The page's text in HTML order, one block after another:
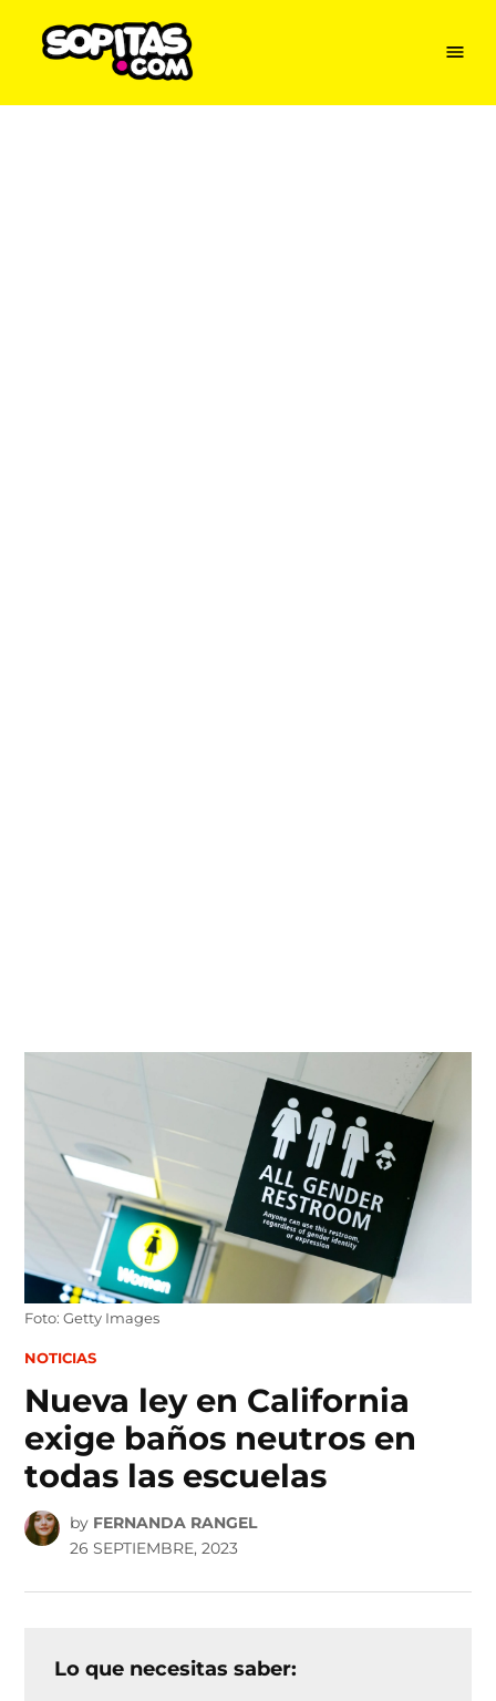
Menu
Foto: Getty Images
POSTED
NOTICIAS
Nueva ley en California
exige baños neutros en
todas las escuelas
by FERNANDA RANGEL
26 SEPTIEMBRE, 2023
Lo que necesitas saber: